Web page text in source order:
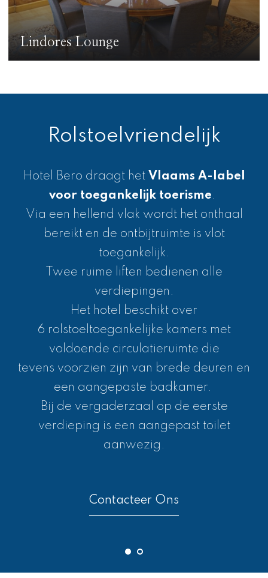
Lindores Lounge
Rolstoelvriendelijk
Hotel Bero draagt het Vlaams A-label
voor toegankelijk toerisme .
Via een hellend vlak wordt het onthaal
bereikt en de ontbijtruimte is vlot
toegankelijk.
Twee ruime liften bedienen alle
verdiepingen.
Het hotel beschikt over
6 rolstoeltoegankelijke kamers met
voldoende circulatieruimte die
tevens voorzien zijn van brede deuren en
een aangepaste badkamer.
Bij de vergaderzaal op de eerste
verdieping is een aangepast toilet
aanwezig.
Contacteer Ons
Toegang Hotel
De toegangsdeur tot Hotel Bero wordt
gesloten tussen 23u en 7u. Indien u voor
een gesloten deur staat kunt u steeds
aanbellen via de bel aan de rechterkant
van de deur. Zo kunt u de nachtwaker via
de parlofoon bereiken en hem vragen om u
binnen te laten. Hiernaast ziet u een foto
van de bel met de drukknop in het blauw
omcirkeld.